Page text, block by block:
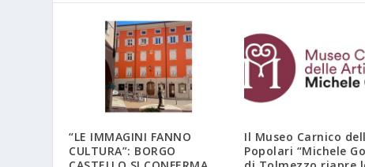
“LE IMMAGINI FANNO
CULTURA”: BORGO
Il Museo Carnico
Popolari “Michele